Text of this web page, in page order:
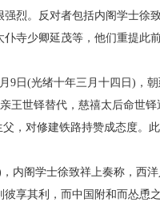
烈。反对者包括内阁学士徐
寺少卿延茂等，他们重提此
月 9 日 (光绪十年三月十四日 ) ，
王世铎替代，慈禧太后命世
，对修建铁路持赞成态度。
，内阁学士徐致祥上奏称，西
享其利，而中国附和而怂恿